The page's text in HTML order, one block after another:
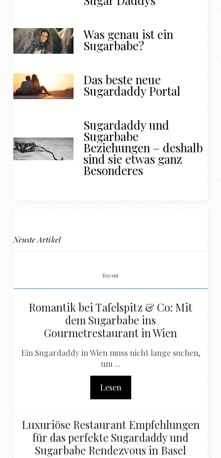
Was genau ist ein
Sugarbabe?
Das beste neue
Sugardaddy Portal
Sugardaddy und
Sugarbabe
Beziehungen – deshalb
sind sie etwas ganz
Besonderes
Neuste Artikel
Recent
Romantik bei Tafelspitz & Co: Mit
dem Sugarbabe ins
Gourmetrestaurant in Wien
Ein Sugardaddy in Wien muss nicht lange suchen,
um ...
Lesen
Luxuriöse Restaurant Empfehlungen
für das perfekte Sugardaddy und
Sugarbabe Rendezvous in Basel